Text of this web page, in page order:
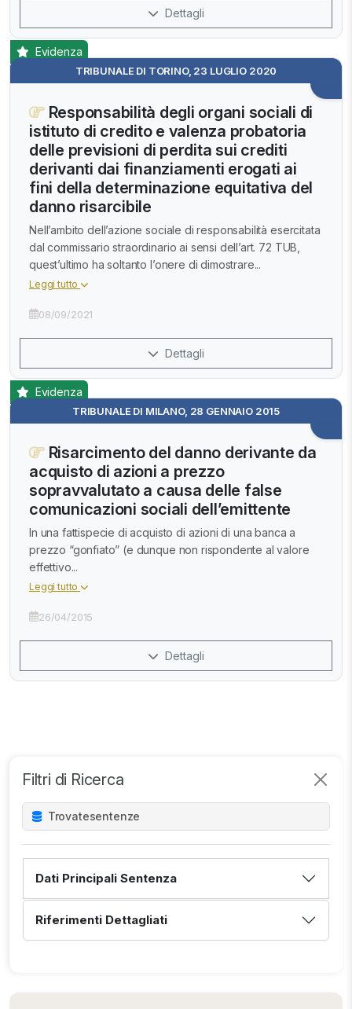
Filtri di Ricerca
Trovatesentenze
Dati Principali Sentenza
Riferimenti Dettagliati
Dettagli
TRIBUNALE DI TORINO, 23 LUGLIO 2020
Evidenza
Responsabilità degli organi sociali di
istituto di credito e valenza probatoria
delle previsioni di perdita sui crediti
derivanti dai finanziamenti erogati ai
fini della determinazione equitativa del
danno risarcibile
Nell’ambito dell’azione sociale di responsabilità esercitata
dal commissario straordinario ai sensi dell’art. 72 TUB,
quest’ultimo ha soltanto l’onere di dimostrare...
Leggi tutto
08/09/2021
Dettagli
TRIBUNALE DI MILANO, 28 GENNAIO 2015
Evidenza
Risarcimento del danno derivante da
acquisto di azioni a prezzo
sopravvalutato a causa delle false
comunicazioni sociali dell’emittente
In una fattispecie di acquisto di azioni di una banca a
prezzo “gonfiato” (e dunque non rispondente al valore
effettivo...
Leggi tutto
26/04/2015
Dettagli